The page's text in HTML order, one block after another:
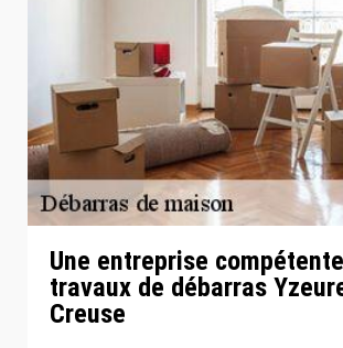
Une entreprise
travaux de débarras
Creuse